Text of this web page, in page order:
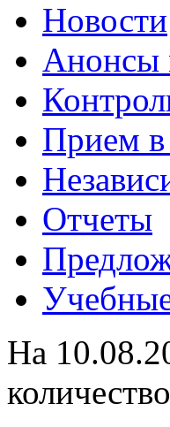
Новости
Анонсы
Прием
Отчеты
На